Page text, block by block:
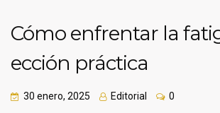
Cómo enfrentar la
ección práctica
30 enero, 2025 Editorial 0